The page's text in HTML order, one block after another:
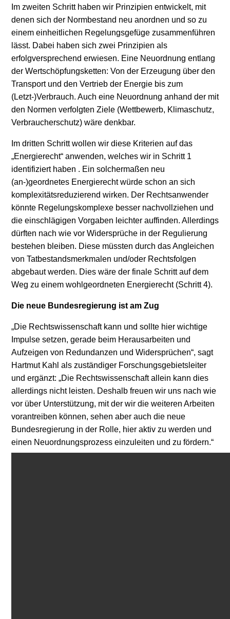
Im zweiten Schritt haben wir Prinzipien entwickelt, mit
denen sich der Normbestand neu anordnen und so zu
einem einheitlichen Regelungsgefüge zusammenführen
lässt. Dabei haben sich zwei Prinzipien als
erfolgversprechend erwiesen. Eine Neuordnung entlang
der Wertschöpfungsketten: Von der Erzeugung über den
Transport und den Vertrieb der Energie bis zum
(Letzt-)Verbrauch. Auch eine Neuordnung anhand der mit
den Normen verfolgten Ziele (Wettbewerb, Klimaschutz,
Verbraucherschutz) wäre denkbar.
Im dritten Schritt wollen wir diese Kriterien auf das
„Energierecht“ anwenden, welches wir in Schritt 1
identifiziert haben . Ein solchermaßen neu
(an-)geordnetes Energierecht würde schon an sich
komplexitätsreduzierend wirken. Der Rechtsanwender
könnte Regelungskomplexe besser nachvollziehen und
die einschlägigen Vorgaben leichter auffinden. Allerdings
dürften nach wie vor Widersprüche in der Regulierung
bestehen bleiben. Diese müssten durch das Angleichen
von Tatbestandsmerkmalen und/oder Rechtsfolgen
abgebaut werden. Dies wäre der finale Schritt auf dem
Weg zu einem wohlgeordneten Energierecht (Schritt 4).
Die neue Bundesregierung ist am Zug
„Die Rechtswissenschaft kann und sollte hier wichtige
Impulse setzen, gerade beim Herausarbeiten und
Aufzeigen von Redundanzen und Widersprüchen“, sagt
Hartmut Kahl als zuständiger Forschungsgebietsleiter
und ergänzt: „Die Rechtswissenschaft allein kann dies
allerdings nicht leisten. Deshalb freuen wir uns nach wie
vor über Unterstützung, mit der wir die weiteren Arbeiten
vorantreiben können, sehen aber auch die neue
Bundesregierung in der Rolle, hier aktiv zu werden und
einen Neuordnungsprozess einzuleiten und zu fördern.“